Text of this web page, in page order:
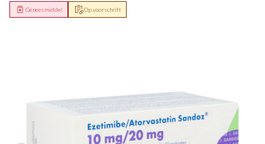
Op voorschrift
Geneesmiddel